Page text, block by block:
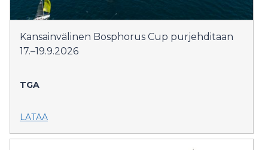
Kansainvälinen Bosphorus Cup purjehditaan
17.–19.9.2026
TGA
LATAA